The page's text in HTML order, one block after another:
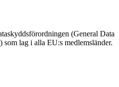
(General Data
lag i alla EU:s medlemsländer.